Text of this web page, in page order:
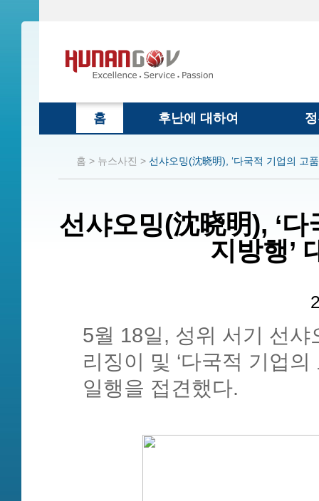
홈 후난에 대하여
홈 > 뉴스사진 > 선샤오밍(沈晓明), ‘다국적 기업의 고
선샤오밍(沈晓明), ‘
지방행’
5월 18일, 성위 서기 선
리징이 및 ‘다국적 기업
일행을 접견했다.